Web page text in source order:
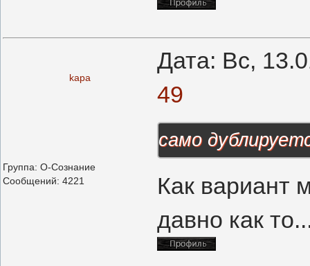
kapa
Дата: Вс,
49
Группа: О-Сознание
Сообщений: 4221
само
Как вариант
давно как